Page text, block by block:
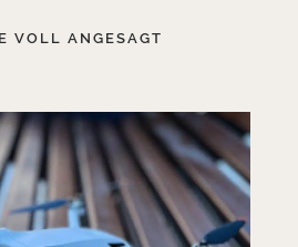
VOLL ANGESAGT